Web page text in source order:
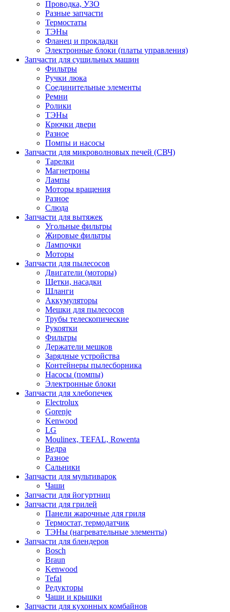
Проводка, УЗО
Разные запчасти
Термостаты
ТЭНы
Фланец и прокладки
Электронные блоки (платы управления)
Запчасти для сушильных машин
Фильтры
Ручки люка
Соединительные элементы
Ремни
Ролики
ТЭНы
Крючки двери
Разное
Помпы и насосы
Запчасти для микроволновых печей (СВЧ)
Тарелки
Магнетроны
Лампы
Моторы вращения
Разное
Слюда
Запчасти для вытяжек
Угольные фильтры
Жировые фильтры
Лампочки
Моторы
Запчасти для пылесосов
Двигатели (моторы)
Щетки, насадки
Шланги
Аккумуляторы
Мешки для пылесосов
Трубы телескопические
Рукоятки
Фильтры
Держатели мешков
Зарядные устройства
Контейнеры пылесборника
Насосы (помпы)
Электронные блоки
Запчасти для хлебопечек
Electrolux
Gorenje
Kenwood
LG
Moulinex, TEFAL, Rowenta
Ведра
Разное
Сальники
Запчасти для мультиварок
Чаши
Запчасти для йогуртниц
Запчасти для грилей
Панели жарочные для гриля
Термостат, термодатчик
ТЭНы (нагревательные элементы)
Запчасти для блендеров
Bosch
Braun
Kenwood
Tefal
Редукторы
Чаши и крышки
Запчасти для кухонных комбайнов